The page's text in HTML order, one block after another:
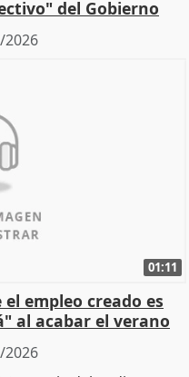
del Gobierno
2026
01:11
empleo creado es
al acabar el verano
2026